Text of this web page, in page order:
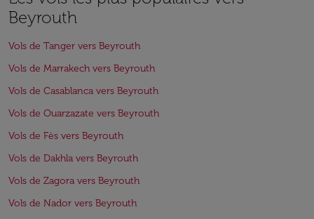
Beyrouth
Vols de Tanger vers Beyrouth
Vols de Marrakech vers Beyrouth
Vols de Casablanca vers Beyrouth
Vols de Ouarzazate vers Beyrouth
Vols de Fès vers Beyrouth
Vols de Dakhla vers Beyrouth
Vols de Zagora vers Beyrouth
Vols de Nador vers Beyrouth